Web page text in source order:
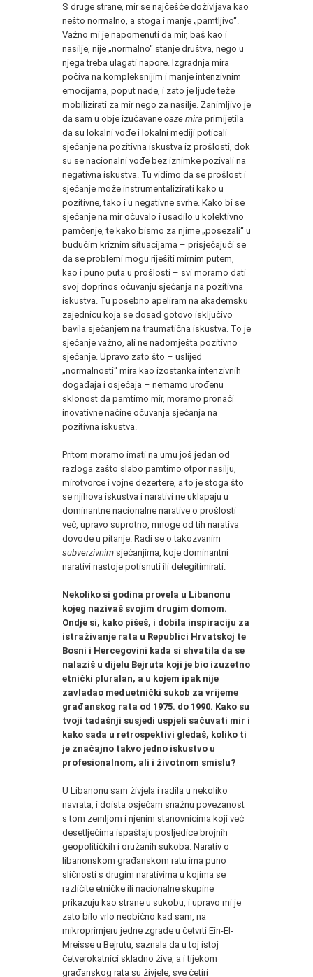
S druge strane, mir se najčešće doživljava kao
nešto normalno, a stoga i manje „pamtljivo“.
Važno mi je napomenuti da mir, baš kao i
nasilje, nije „normalno“ stanje društva, nego u
njega treba ulagati napore. Izgradnja mira
počiva na kompleksnijim i manje intenzivnim
emocijama, poput nade, i zato je ljude teže
mobilizirati za mir nego za nasilje. Zanimljivo je
da sam u obje izučavane oaze mira primijetila
da su lokalni vođe i lokalni mediji poticali
sjećanje na pozitivna iskustva iz prošlosti, dok
su se nacionalni vođe bez iznimke pozivali na
negativna iskustva. Tu vidimo da se prošlost i
sjećanje može instrumentalizirati kako u
pozitivne, tako i u negativne svrhe. Kako bi se
sjećanje na mir očuvalo i usadilo u kolektivno
pamćenje, te kako bismo za njime „posezali“ u
budućim kriznim situacijama – prisjećajući se
da se problemi mogu riješiti mirnim putem,
kao i puno puta u prošlosti – svi moramo dati
svoj doprinos očuvanju sjećanja na pozitivna
iskustva. Tu posebno apeliram na akademsku
zajednicu koja se dosad gotovo isključivo
bavila sjećanjem na traumatična iskustva. To je
sjećanje važno, ali ne nadomješta pozitivno
sjećanje. Upravo zato što – uslijed
„normalnosti“ mira kao izostanka intenzivnih
događaja i osjećaja – nemamo urođenu
sklonost da pamtimo mir, moramo pronaći
inovativne načine očuvanja sjećanja na
pozitivna iskustva.
Pritom moramo imati na umu još jedan od
razloga zašto slabo pamtimo otpor nasilju,
mirotvorce i vojne dezertere, a to je stoga što
se njihova iskustva i narativi ne uklapaju u
dominantne nacionalne narative o prošlosti
već, upravo suprotno, mnoge od tih narativa
dovode u pitanje. Radi se o takozvanim
subverzivnim sjećanjima, koje dominantni
narativi nastoje potisnuti ili delegitimirati.
Nekoliko si godina provela u Libanonu
kojeg nazivaš svojim drugim domom.
Ondje si, kako pišeš, i dobila inspiraciju za
istraživanje rata u Republici Hrvatskoj te
Bosni i Hercegovini kada si shvatila da se
nalaziš u dijelu Bejruta koji je bio izuzetno
etnički pluralan, a u kojem ipak nije
zavladao međuetnički sukob za vrijeme
građanskog rata od 1975. do 1990. Kako su
tvoji tadašnji susjedi uspjeli sačuvati mir i
kako sada u retrospektivi gledaš, koliko ti
je značajno takvo jedno iskustvo u
profesionalnom, ali i životnom smislu?
U Libanonu sam živjela i radila u nekoliko
navrata, i doista osjećam snažnu povezanost
s tom zemljom i njenim stanovnicima koji već
desetljećima ispaštaju posljedice brojnih
geopolitičkih i oružanih sukoba. Narativ o
libanonskom građanskom ratu ima puno
sličnosti s drugim narativima u kojima se
različite etničke ili nacionalne skupine
prikazuju kao strane u sukobu, i upravo mi je
zato bilo vrlo neobično kad sam, na
mikroprimjeru jedne zgrade u četvrti Ein-El-
Mreisse u Bejrutu, saznala da u toj istoj
četverokatnici skladno žive, a i tijekom
građanskog rata su živjele, sve četiri